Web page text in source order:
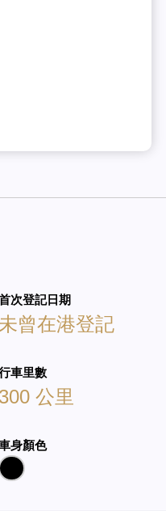
次登記日期
未曾在港登記
車里數
300 公里
身顏色